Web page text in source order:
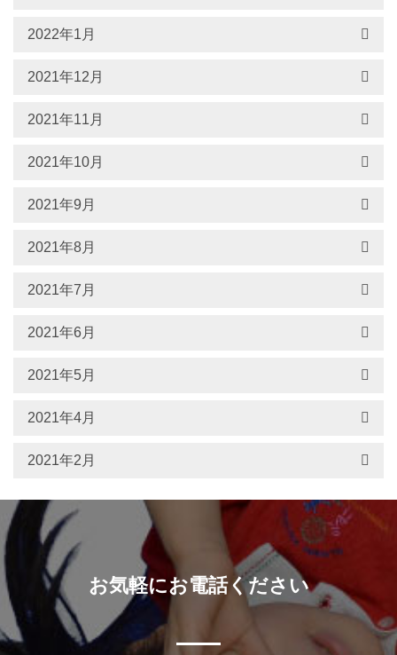
2022年1月
2021年12月
2021年11月
2021年10月
2021年9月
2021年8月
2021年7月
2021年6月
2021年5月
2021年4月
2021年2月
お気軽にお電話ください